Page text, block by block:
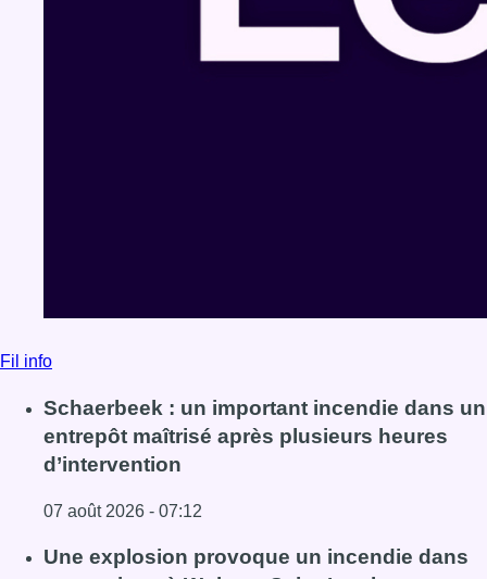
Fil info
Schaerbeek : un important incendie dans un
entrepôt maîtrisé après plusieurs heures
d’intervention
07 août 2026 - 07:12
Lire l'article Schaerbeek : un important incendie dans un
Une explosion provoque un incendie dans